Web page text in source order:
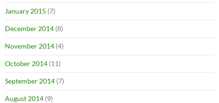
January 2015 (7)
December 2014 (8)
November 2014 (4)
October 2014 (11)
September 2014 (7)
August 2014 (9)